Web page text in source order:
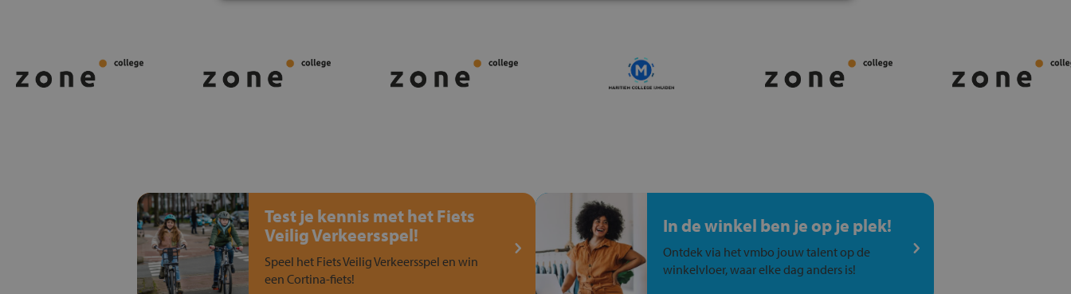
Test je kennis met het Fiets
Veilig Verkeersspel!
Speel het Fiets Veilig Verkeersspel en win
een Cortina-fiets!
In de winkel ben je op je plek!
Ontdek via het vmbo jouw talent op de
winkelvloer, waar elke dag anders is!